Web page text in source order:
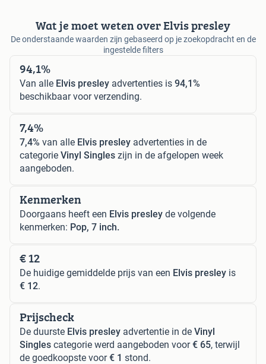
Wat je moet weten over Elvis presley
De onderstaande waarden zijn gebaseerd op je zoekopdracht en de
ingestelde filters
94,1%
Van alle Elvis presley advertenties is 94,1%
beschikbaar voor verzending.
7,4%
7,4% van alle Elvis presley advertenties in de
categorie Vinyl Singles zijn in de afgelopen week
aangeboden.
Kenmerken
Doorgaans heeft een Elvis presley de volgende
kenmerken: Pop, 7 inch.
€ 12
De huidige gemiddelde prijs van een Elvis presley is
€ 12.
Prijscheck
De duurste Elvis presley advertentie in de Vinyl
Singles categorie werd aangeboden voor€ 65, terwijl
de goedkoopste voor€ 1 stond.